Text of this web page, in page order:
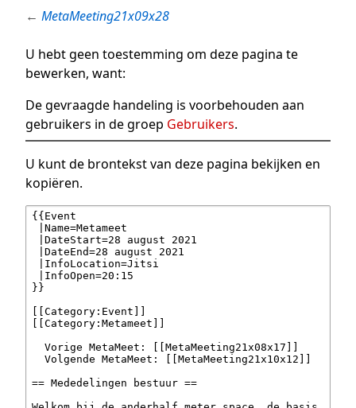
← MetaMeeting21x09x28
U hebt geen toestemming om deze pagina te
bewerken, want:
De gevraagde handeling is voorbehouden aan
gebruikers in de groep Gebruikers.
U kunt de brontekst van deze pagina bekijken en
kopiëren.